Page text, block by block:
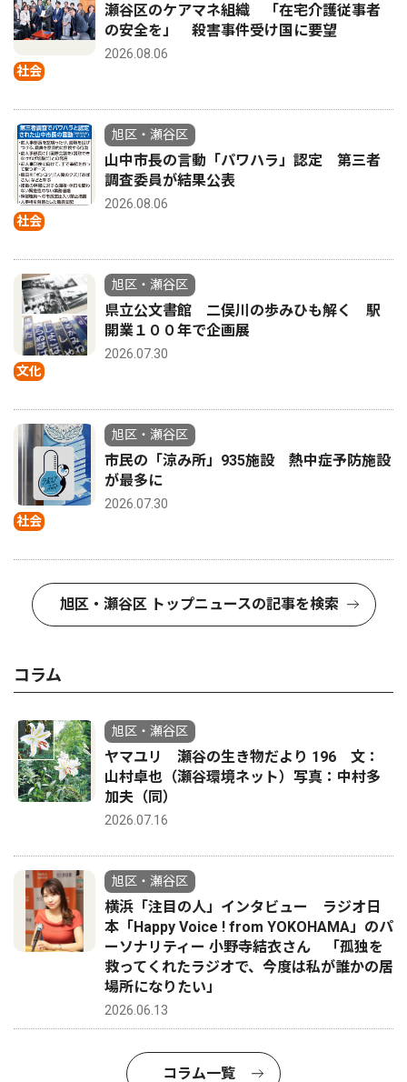
社会
瀬谷区のケアマネ組織 「在宅介護従事者
の安全を」 殺害事件受け国に要望
2026.08.06
社会
旭区・瀬谷区
山中市長の言動「パワハラ」認定 第三者
調査委員が結果公表
2026.08.06
文化
旭区・瀬谷区
県立公文書館 二俣川の歩みひも解く 駅
開業１００年で企画展
2026.07.30
社会
旭区・瀬谷区
市民の「涼み所」935施設 熱中症予防施設
が最多に
2026.07.30
旭区・瀬谷区 トップニュースの記事を検索
コラム
旭区・瀬谷区
ヤマユリ 瀬谷の生き物だより 196 文：
山村卓也（瀬谷環境ネット）写真：中村多
加夫（同）
2026.07.16
旭区・瀬谷区
横浜「注目の人」インタビュー ラジオ日
本「Happy Voice ! from YOKOHAMA」のパ
ーソナリティー 小野寺結衣さん 「孤独を
救ってくれたラジオで、今度は私が誰かの居
場所になりたい」
2026.06.13
コラム一覧